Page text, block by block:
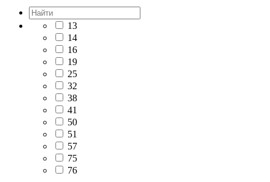
13
14
16
19
25
32
38
41
50
51
57
75
76